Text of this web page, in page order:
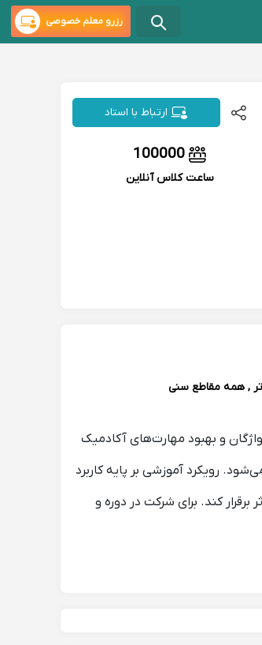
رزرو معلم خصوصی
ارتباط با استاد
100000
ساعت کلاس آنلاین
, همه مقاطع سنی
و بهبود مهارت‌های آکادمیک
رویکرد آموزشی بر پایه کاربرد
کند. برای شرکت در دوره و